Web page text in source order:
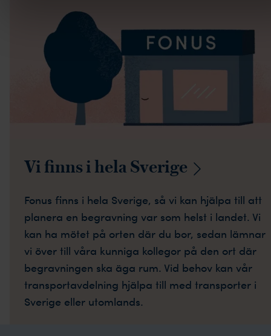
Vi finns i helaSverige
Fonus finns i hela Sverige, så vi kan hjälpa till att
planera en begravning var som helst i landet. Vi
kan ha mötet på orten där du bor, sedan lämnar
vi över till våra kunniga kollegor på den ort där
begravningen ska äga rum. Vid behov kan vår
transportavdelning hjälpa till med transporter i
Sverige eller utomlands.